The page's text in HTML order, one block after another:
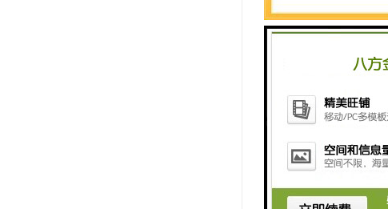
铸造挡渣棉，也
渣防线，而又不